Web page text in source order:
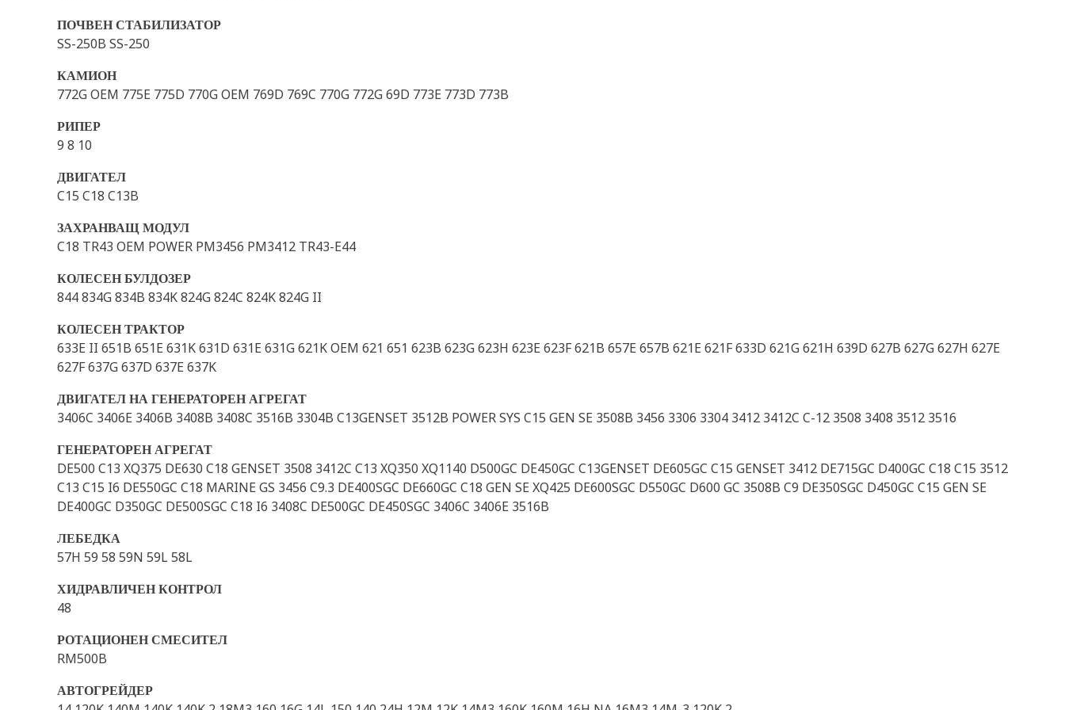
ПОЧВЕН СТАБИЛИЗАТОР
SS-250B SS-250
КАМИОН
772G OEM 775E 775D 770G OEM 769D 769C 770G 772G 69D 773E 773D 773B
РИПЕР
9 8 10
ДВИГАТЕЛ
C15 C18 C13B
ЗАХРАНВАЩ МОДУЛ
C18 TR43 OEM POWER PM3456 PM3412 TR43-E44
КОЛЕСЕН БУЛДОЗЕР
844 834G 834B 834K 824G 824C 824K 824G II
КОЛЕСЕН ТРАКТОР
633E II 651B 651E 631K 631D 631E 631G 621K OEM 621 651 623B 623G 623H 623E 623F 621B 657E 657B 621E 621F 633D 621G 621H 639D 627B 627G 627H 627E
627F 637G 637D 637E 637K
ДВИГАТЕЛ НА ГЕНЕРАТОРЕН АГРЕГАТ
3406C 3406E 3406B 3408B 3408C 3516B 3304B C13GENSET 3512B POWER SYS C15 GEN SE 3508B 3456 3306 3304 3412 3412C C-12 3508 3408 3512 3516
ГЕНЕРАТОРЕН АГРЕГАТ
DE500 C13 XQ375 DE630 C18 GENSET 3508 3412C C13 XQ350 XQ1140 D500GC DE450GC C13GENSET DE605GC C15 GENSET 3412 DE715GC D400GC C18 C15 3512
C13 C15 I6 DE550GC C18 MARINE GS 3456 C9.3 DE400SGC DE660GC C18 GEN SE XQ425 DE600SGC D550GC D600 GC 3508B C9 DE350SGC D450GC C15 GEN SE
DE400GC D350GC DE500SGC C18 I6 3408C DE500GC DE450SGC 3406C 3406E 3516B
ЛЕБЕДКА
57H 59 58 59N 59L 58L
ХИДРАВЛИЧЕН КОНТРОЛ
48
РОТАЦИОНЕН СМЕСИТЕЛ
RM500B
АВТОГРЕЙДЕР